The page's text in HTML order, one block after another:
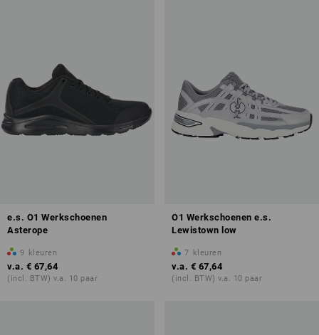
Overzicht van de beschermingklassen
e.s. O1 Werkschoenen
Asterope
9 kleuren
v.a. € 67,64
(incl. BTW) v.a. 10 paar
O1 Werkschoenen e.s.
Lewistown low
7 kleuren
v.a. € 67,64
(incl. BTW) v.a. 10 paar